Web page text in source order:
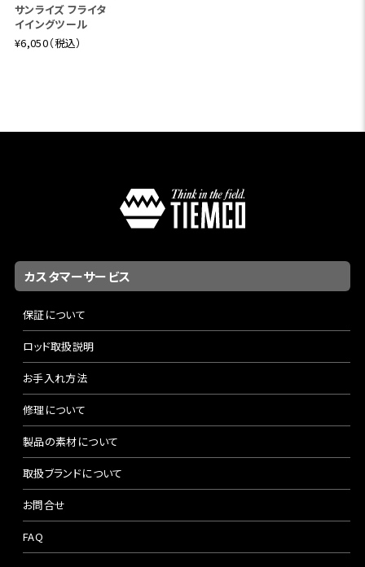
サンライズ フライタ
イイングツール
¥6,050（税込）
カスタマーサービス
保証について
ロッド取扱説明
お手入れ方法
修理について
製品の素材について
取扱ブランドについて
お問合せ
FAQ